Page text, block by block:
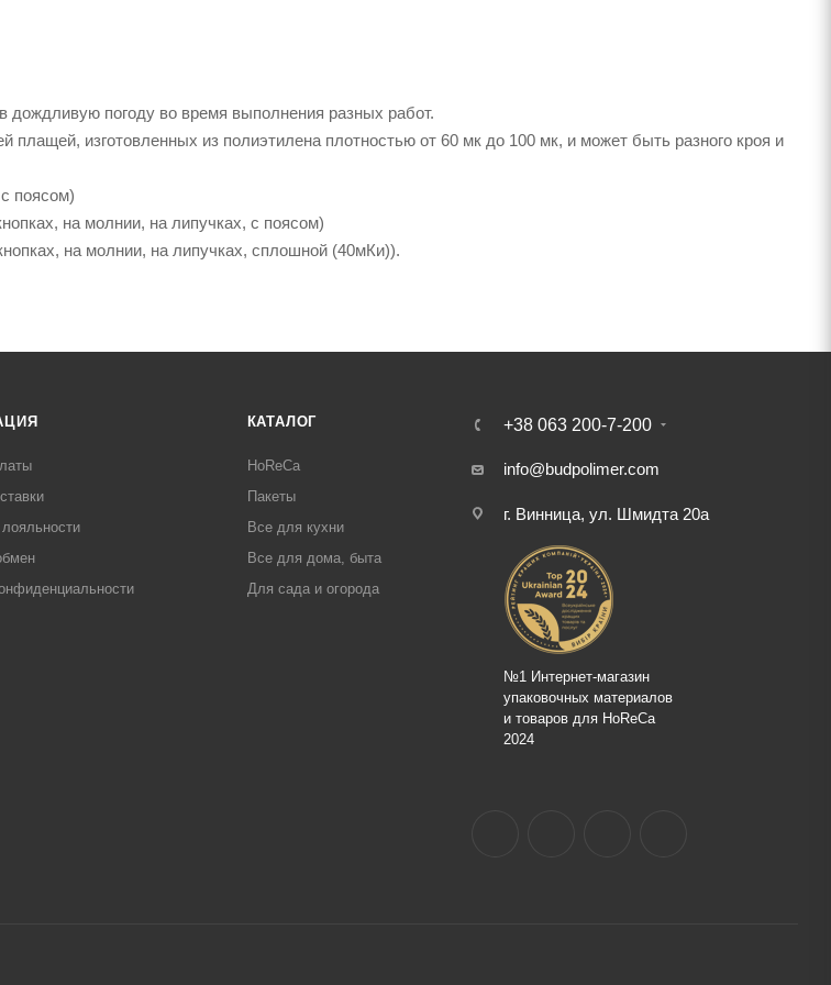
дождливую погоду во время выполнения разных работ.
плащей, изготовленных из полиэтилена плотностью от 60 мк до 100 мк, и может быть разного кроя и
поясом)
на молнии, на липучках, с поясом)
на молнии, на липучках, сплошной (40мКи)).
КАТАЛОГ
HoReCa
Пакеты
Все для кухни
Все для дома, быта
Для сада и огорода
+38 063 200-7-200
info@budpolimer.com
г. Винница, ул. Шмидта 20а
№1 Интернет-магазин
упаковочных материалов
и товаров для HoReCa
2024